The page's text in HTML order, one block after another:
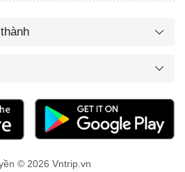
© 2026 Vntrip.vn